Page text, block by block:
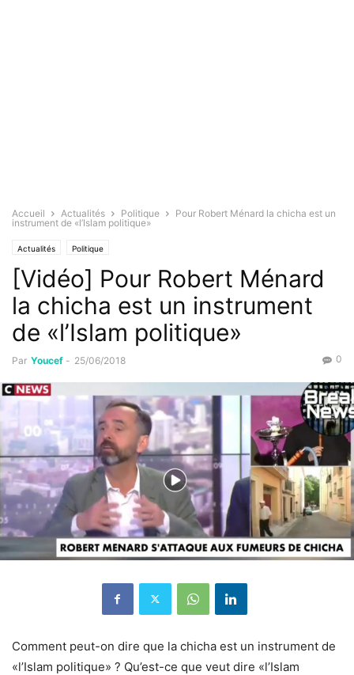
Accueil Actualités Politique
Pour Robert Ménard la chicha est un
instrument de «l’Islam politique»
Actualités Politique
[Vidéo] Pour Robert Ménard
la chicha est un instrument
de «l’Islam politique»
Par Youcef - 25/06/2018 0
Comment peut-on dire que la chicha est un instrument de
«l’Islam politique» ? Qu’est-ce que veut dire «l’Islam